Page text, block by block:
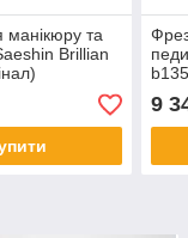
та
Brillian
9